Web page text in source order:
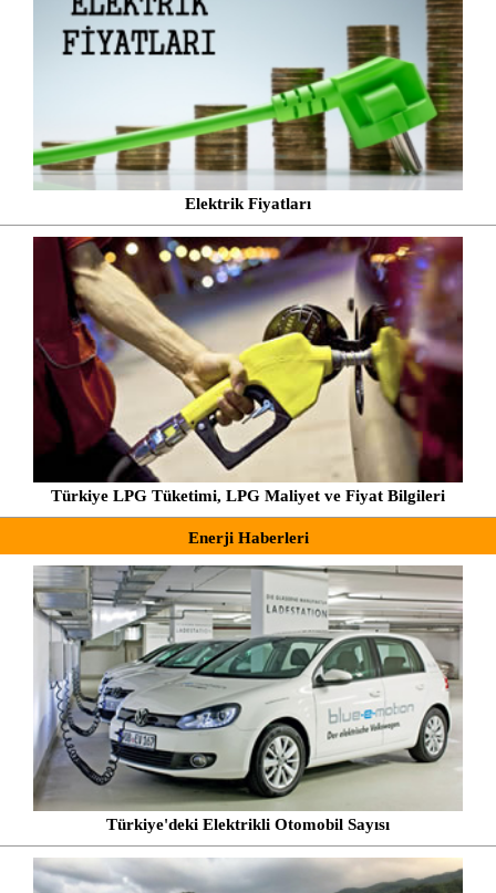
Elektrik Fiyatları
Türkiye LPG Tüketimi, LPG Maliyet ve Fiyat Bilgileri
Enerji Haberleri
Türkiye'deki Elektrikli Otomobil Sayısı